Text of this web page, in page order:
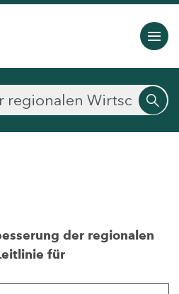
der regionalen
für